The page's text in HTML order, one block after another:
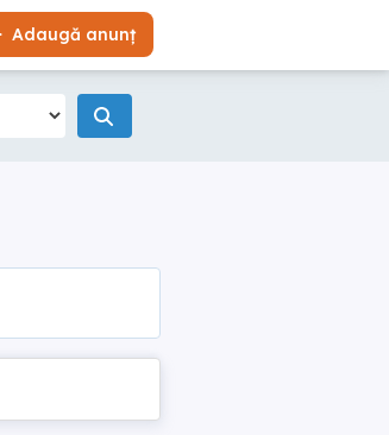
Adaugă anunț